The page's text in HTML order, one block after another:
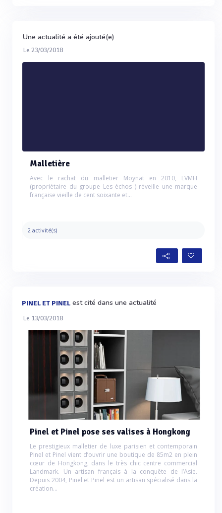
Une actualité a été ajouté(e)
Le 23/03/2018
Malletière
Avec le rachat du malletier Moynat en 2010, LVMH
(propriétaire du groupe Les échos ) réveille une marque
française vieille de cent soixante et...
2 activité(s)
PINEL ET PINEL est cité dans une actualité
Le 13/03/2018
Pinel et Pinel pose ses valises à Hongkong
Le prestigieux malletier de luxe parisien et contemporain
Pinel et Pinel vient d’ouvrir une boutique de 85m2 en plein
cœur de Hongkong, dans le très chic centre commercial
Landmark. Un artisan français à la conquête de l’Asie.
Depuis 2004, Pinel et Pinel est un artisan spécialisé dans la
création...